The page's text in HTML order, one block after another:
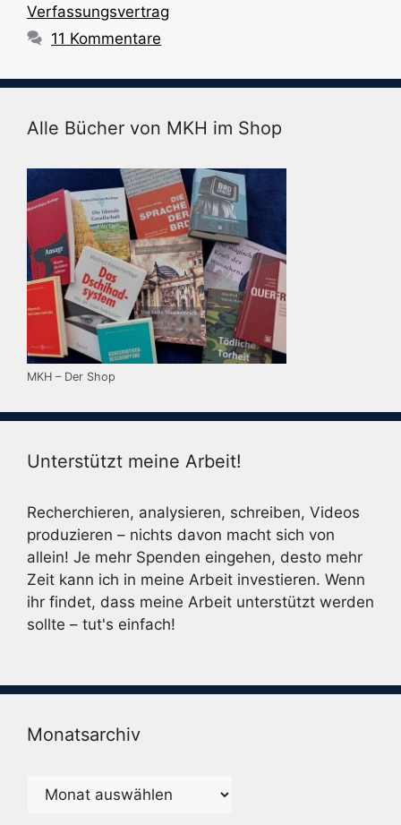
Verfassungsvertrag
11 Kommentare
Alle Bücher von MKH im Shop
MKH – Der Shop
Unterstützt meine Arbeit!
Recherchieren, analysieren, schreiben, Videos
produzieren – nichts davon macht sich von
allein! Je mehr Spenden eingehen, desto mehr
Zeit kann ich in meine Arbeit investieren. Wenn
ihr findet, dass meine Arbeit unterstützt werden
sollte – tut's einfach!
Monatsarchiv
Monatsarchiv